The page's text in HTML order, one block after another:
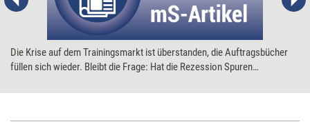
Die Krise auf dem Trainingsmarkt ist überstanden, die Auftragsbücher
füllen sich wieder. Bleibt die Frage: Hat die Rezession Spuren
Auf der Bildungsmesse didacta ging Weiterbildungsexperte Jürgen Graf
Markt ist heute zweigeteilt -Trainer stehen vor einer Weggabelung. Eine